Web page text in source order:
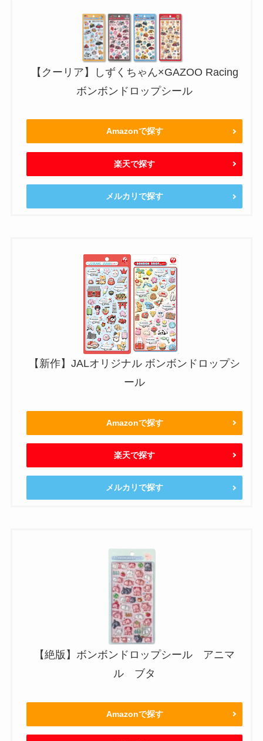
【クーリア】しずくちゃん×GAZOO Racing
ボンボンドロップシール
Amazonで探す
楽天で探す
メルカリで探す
【新作】JALオリジナル ボンボンドロップシ
ール
Amazonで探す
楽天で探す
メルカリで探す
【絶版】ボンボンドロップシール アニマ
ル ブタ
Amazonで探す